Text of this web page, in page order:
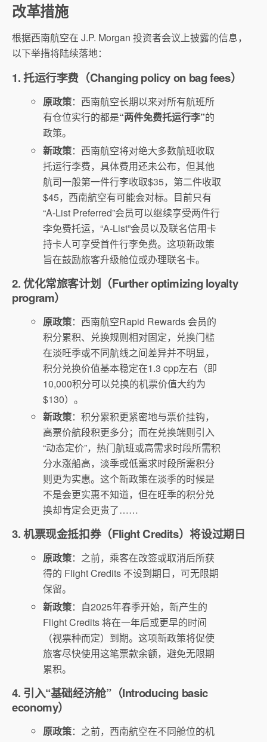
改革措施
根据西南航空在 J.P. Morgan 投资者会议上披露的信息，
以下举措将陆续落地：
1. 托运行李费（Changing policy on bag fees）
原政策：西南航空长期以来对所有航班所
有仓位实行的都是“两件免费托运行李”的
政策。
新政策：西南航空将对绝大多数航班收取
托运行李费，具体费用还未公布，但其他
航司一般第一件行李收取$35，第二件收取
$45，西南航空有可能会对标。目前只有
“A-List Preferred”会员可以继续享受两件行
李免费托运，“A-List”会员以及联名信用卡
持卡人可享受首件行李免费。这项新政策
旨在鼓励旅客升级舱位或办理联名卡。
2. 优化常旅客计划（Further optimizing loyalty
program）
原政策：西南航空Rapid Rewards 会员的
积分累积、兑换规则相对固定，兑换门槛
在淡旺季或不同航线之间差异并不明显，
积分兑换价值基本稳定在1.3 cpp左右（即
10,000积分可以兑换的机票价值大约为
$130）。
新政策：积分累积更紧密地与票价挂钩，
高票价航段积更多分；而在兑换端则引入
“动态定价”，热门航班或高需求时段所需积
分水涨船高，淡季或低需求时段所需积分
则更为实惠。这个新政策在淡季的时候是
不是会更实惠不知道，但在旺季的积分兑
换却肯定会更贵了……
3. 机票现金抵扣券（Flight Credits）将设过期日
原政策：之前，乘客在改签或取消后所获
得的 Flight Credits 不设到期日，可无限期
保留。
新政策：自2025年春季开始，新产生的
Flight Credits 将在一年后或更早的时间
（视票种而定）到期。这项新政策将促使
旅客尽快使用这笔票款余额，避免无限期
累积。
4. 引入“基础经济舱”（Introducing basic
economy）
原政策：之前，西南航空在不同舱位的机